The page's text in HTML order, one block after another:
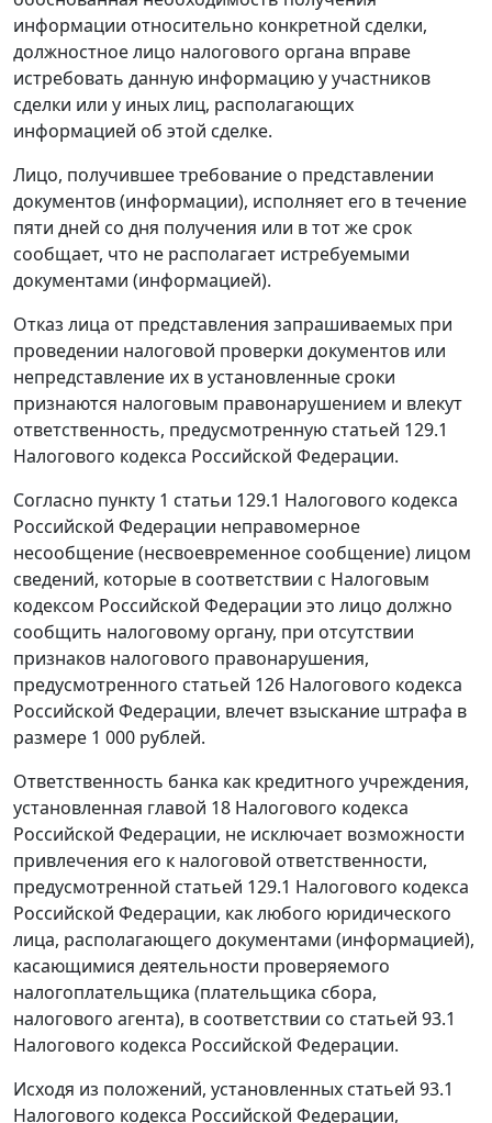
информации относительно конкретной сделки,
должностное лицо налогового органа вправе
истребовать данную информацию у участников
сделки или у иных лиц, располагающих
информацией об этой сделке.
Лицо, получившее требование о представлении
документов (информации), исполняет его в течение
пяти дней со дня получения или в тот же срок
сообщает, что не располагает истребуемыми
документами (информацией).
Отказ лица от представления запрашиваемых при
проведении налоговой проверки документов или
непредставление их в установленные сроки
признаются налоговым правонарушением и влекут
ответственность, предусмотренную статьей 129.1
Налогового кодекса Российской Федерации.
Согласно пункту 1 статьи 129.1 Налогового кодекса
Российской Федерации неправомерное
несообщение (несвоевременное сообщение) лицом
сведений, которые в соответствии с Налоговым
кодексом Российской Федерации это лицо должно
сообщить налоговому органу, при отсутствии
признаков налогового правонарушения,
предусмотренного статьей 126 Налогового кодекса
Российской Федерации, влечет взыскание штрафа в
размере 1 000 рублей.
Ответственность банка как кредитного учреждения,
установленная главой 18 Налогового кодекса
Российской Федерации, не исключает возможности
привлечения его к налоговой ответственности,
предусмотренной статьей 129.1 Налогового кодекса
Российской Федерации, как любого юридического
лица, располагающего документами (информацией),
касающимися деятельности проверяемого
налогоплательщика (плательщика сбора,
налогового агента), в соответствии со статьей 93.1
Налогового кодекса Российской Федерации.
Исходя из положений, установленных статьей 93.1
Налогового кодекса Российской Федерации,